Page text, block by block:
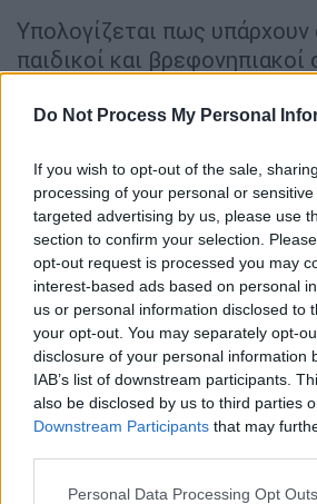
Do Not Process My Personal
If you wish to opt-out of the sale,
processing of your personal or
targeted advertising by us, please use
section to confirm your selection.
opt-out request is processed you may
interest-based ads based on personal
us or personal information disclosed to
your opt-out. You may separately opt-
disclosure of your personal information
IAB’s list of downstream participants.
also be disclosed by us to third parties
Downstream Participants that may
Please note that this website/app uses
Personal Data Processing Opt Outs
Υπολογίζεται πως
παιδικοί και βρεφονηπιακοί
περισσότεροι είχαν ιδρυθεί
δήµους, µε το ΦΕΚ της
επέχει θέση άδειας
που µεσολάβησαν όµως,
οι προδιαγραφές.
Πολλά κτίρια συνέχισαν να
παρατάσεις των αρχικών
δεδοµένα άλλαξαν µόλις
επιδοτούµενα
οποία παιδικοί και
λάµβαναν κονδύλια για να
δωρεάν παιδιά εργαζοµένων